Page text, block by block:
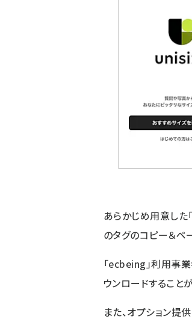
あらかじめ用意した
のタグのコピー＆ペ
「ecbeing」利用事
ウンロードすること
また、オプション提